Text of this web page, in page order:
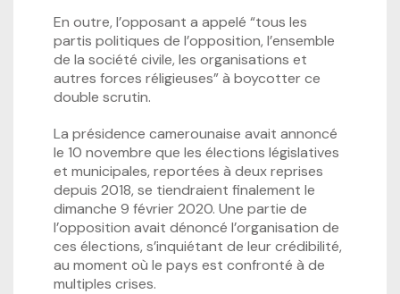
En outre, l’opposant a appelé “tous les
partis politiques de l’opposition, l’ensemble
de la société civile, les organisations et
autres forces réligieuses” à boycotter ce
double scrutin.
La présidence camerounaise avait annoncé
le 10 novembre que les élections législatives
et municipales, reportées à deux reprises
depuis 2018, se tiendraient finalement le
dimanche 9 février 2020. Une partie de
l’opposition avait dénoncé l’organisation de
ces élections, s’inquiétant de leur crédibilité,
au moment où le pays est confronté à de
multiples crises.